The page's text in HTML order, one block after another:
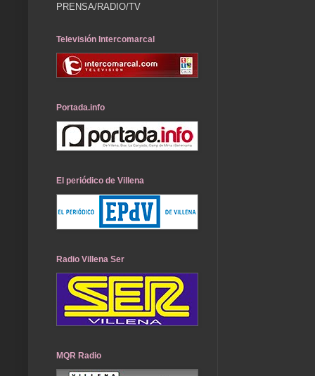
PRENSA/RADIO/TV
Televisión Intercomarcal
Portada.info
El periódico de Villena
Radio Villena Ser
MQR Radio